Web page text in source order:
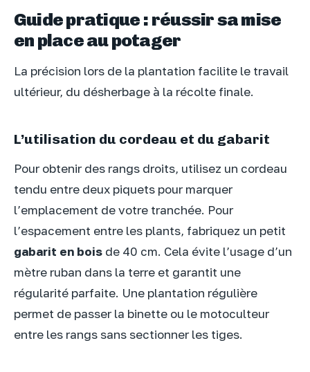
Guide pratique : réussir sa mise
en place au potager
La précision lors de la plantation facilite le travail
ultérieur, du désherbage à la récolte finale.
L’utilisation du cordeau et du gabarit
Pour obtenir des rangs droits, utilisez un cordeau
tendu entre deux piquets pour marquer
l’emplacement de votre tranchée. Pour
l’espacement entre les plants, fabriquez un petit
gabarit en bois de 40 cm. Cela évite l’usage d’un
mètre ruban dans la terre et garantit une
régularité parfaite. Une plantation régulière
permet de passer la binette ou le motoculteur
entre les rangs sans sectionner les tiges.